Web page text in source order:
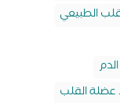
الطبيعي
القلب